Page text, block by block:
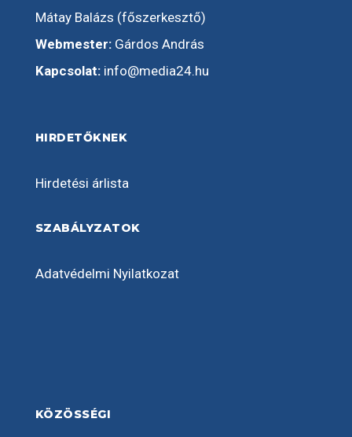
Mátay Balázs (főszerkesztő)
Webmester:Gárdos András
Kapcsolat: info@media24.hu
HIRDETŐKNEK
Hirdetési árlista
SZABÁLYZATOK
Adatvédelmi Nyilatkozat
KÖZÖSSÉGI